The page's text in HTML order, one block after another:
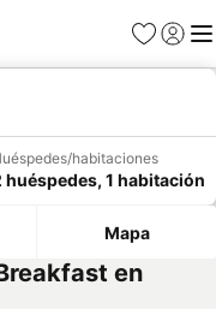
Favoritos
Iniciar
habitaciones
huéspedes, 1 habitación
Mapa
en